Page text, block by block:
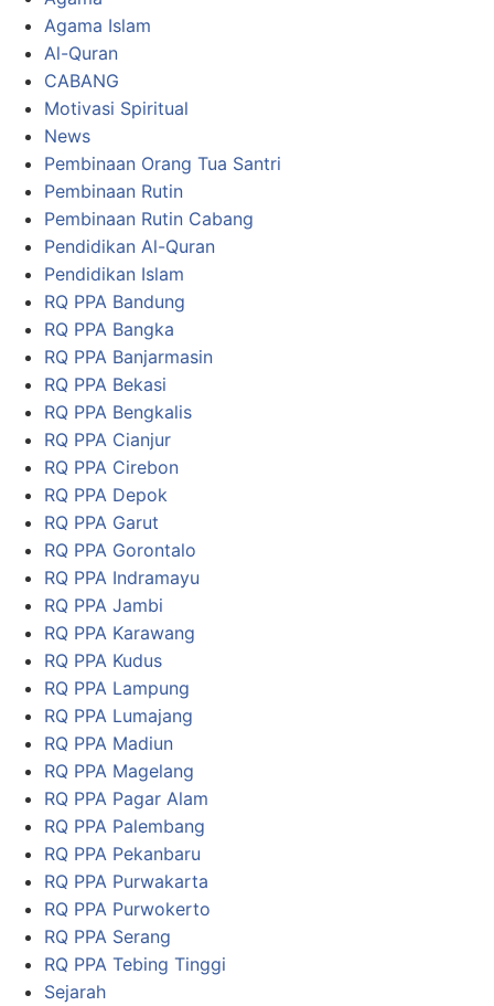
Agama Islam
Al-Quran
CABANG
Motivasi Spiritual
News
Pembinaan Orang Tua Santri
Pembinaan Rutin
Pembinaan Rutin Cabang
Pendidikan Al-Quran
Pendidikan Islam
RQ PPA Bandung
RQ PPA Bangka
RQ PPA Banjarmasin
RQ PPA Bekasi
RQ PPA Bengkalis
RQ PPA Cianjur
RQ PPA Cirebon
RQ PPA Depok
RQ PPA Garut
RQ PPA Gorontalo
RQ PPA Indramayu
RQ PPA Jambi
RQ PPA Karawang
RQ PPA Kudus
RQ PPA Lampung
RQ PPA Lumajang
RQ PPA Madiun
RQ PPA Magelang
RQ PPA Pagar Alam
RQ PPA Palembang
RQ PPA Pekanbaru
RQ PPA Purwakarta
RQ PPA Purwokerto
RQ PPA Serang
RQ PPA Tebing Tinggi
Sejarah